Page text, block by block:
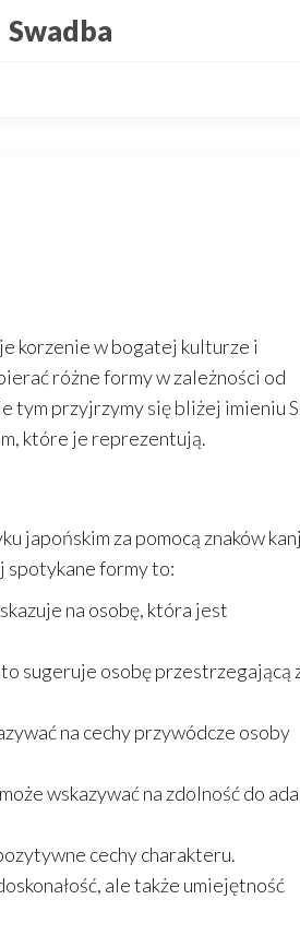
Swadba
korzenie w bogatej kulturze i
różne formy w zależności od
tym przyjrzymy się bliżej imieniu
które je reprezentują.
japońskim za pomocą znaków
spotykane formy to:
na osobę, która jest
sugeruje osobę przestrzegającą
na cechy przywódcze osoby
wskazywać na zdolność do
cechy charakteru.
ale także umiejętność